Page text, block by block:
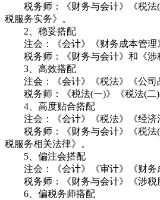
税务师：《财务与会计》《税法(
税服务实务》。
2、稳妥搭配
注会：《会计》《财务成本管理
税务师：《财务与会计》和《涉
3、高效搭配
注会：《会计》《税法》《公司
税务师：《税法(一)》《税法(二)
4、高度贴合搭配
注会：《会计》《税法》《经济
税务师：《财务与会计》《税法(
税服务相关法律》。
5、偏注会搭配
注会：《会计》《审计》《财务
税务师：《财务与会计》《涉税
6、偏税务师搭配